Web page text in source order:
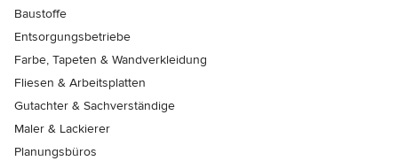
Baustoffe
Entsorgungsbetriebe
Farbe, Tapeten & Wandverkleidung
Fliesen & Arbeitsplatten
Gutachter & Sachverständige
Maler & Lackierer
Planungsbüros